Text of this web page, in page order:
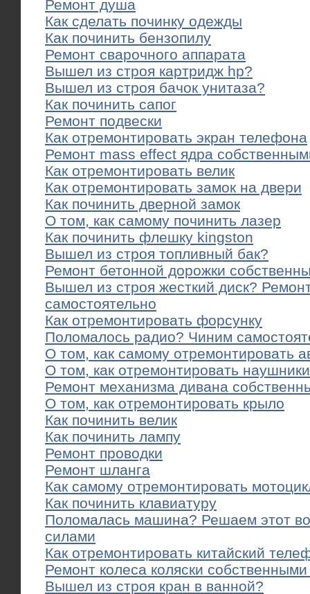
Ремонт душа
Как сделать починку одежды
Как починить бензопилу
Ремонт сварочного аппарата
Вышел из строя картридж hp?
Вышел из строя бачок унитаза?
Как починить сапог
Ремонт подвески
Как отремонтировать экран телефона
Ремонт mass effect ядра
Как отремонтировать велик
Как отремонтировать замок на двери
Как починить дверной замок
О том, как самому починить лазер
Как починить флешку kingston
Вышел из строя топливный бак?
Ремонт бетонной дорожки
Вышел из строя жесткий диск?
самостоятельно
Как отремонтировать форсунку
Поломалось радио? Чиним
О том, как самому отремонтировать
О том, как отремонтировать
Ремонт механизма дивана
О том, как отремонтировать крыло
Как починить велик
Как починить лампу
Ремонт проводки
Ремонт шланга
Как самому отремонтировать
Как починить клавиатуру
Поломалась машина? Решаем этот
силами
Как отремонтировать китайский
Ремонт колеса коляски
Вышел из строя кран в ванной?